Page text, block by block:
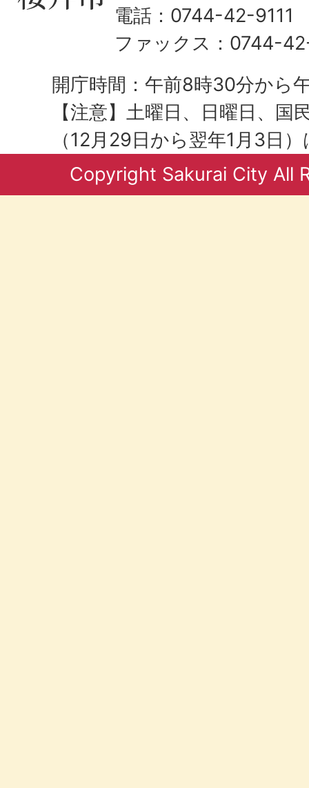
電話：0744-42-9111
ファックス：0744-
開庁時間：午前8時30分から
【注意】土曜日、日曜日、国
（12月29日から翌年1月3日
Copyright Sakurai City All